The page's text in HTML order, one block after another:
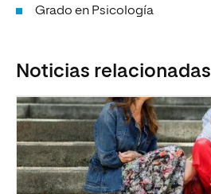
Grado en Psicología
Noticias relacionadas